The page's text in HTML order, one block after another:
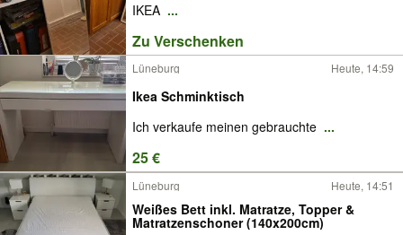
IKEA ...
Zu Verschenken
Lüneburg Heute, 14:59
Ikea Schminktisch
Ich verkaufe meinen gebrauchte ...
25 €
Lüneburg Heute, 14:51
Weißes Bett inkl. Matratze, Topper &
Matratzenschoner (140x200cm)